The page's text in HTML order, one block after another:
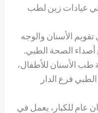
عيادات زين لطب
الأسنان والوجه
الصحة الطبي.
طب الأسنان للأطفال،
فرع الدار
عام للكبار، يعمل في